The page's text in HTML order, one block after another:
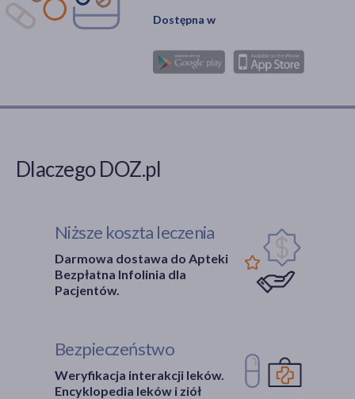
Dostępna w
Dlaczego DOZ.pl
Niższe koszta leczenia
Darmowa dostawa do Apteki
Bezpłatna Infolinia dla
Pacjentów.
Bezpieczeństwo
Weryfikacja interakcji leków.
Encyklopedia leków i ziół